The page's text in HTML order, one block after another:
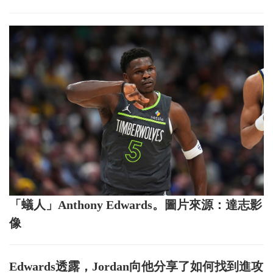
「蟻人」Anthony Edwards。圖片來源：達志影
像
Edwards透露，Jordan向他分享了如何找到進攻